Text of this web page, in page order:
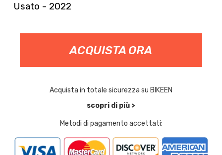
Usato - 2022
ACQUISTA ORA
Acquista in totale sicurezza su BIKEEN
scopri di più >
Metodi di pagamento accettati: